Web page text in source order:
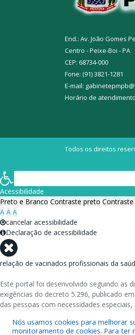
End.: Av. João Gomes
Centro - Peixe-Boi - PA
CEP: 68734-000
Fone: (91) 3821-1281
E-mail:
Horário de
Todos os direitos
Nós usamos cookies para melhorar
monitoramento de cookies. Para ter
Acessibilidade
Preto e Branco Contraste preto
A A A
cancelar acessibilidade
Declaração de acessibilidade
relação de vacinados profissionais da
Este portal foi desenvolvido seguindo as
exigências do decreto 5.296, publicado
das pessoas com necessidades
Além de validações automáticas, foram